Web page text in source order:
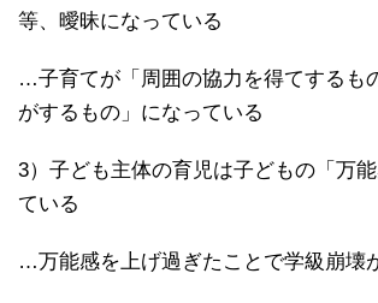
等、曖昧になっている
…子育てが「周囲の協力を得てするも
がするもの」になっている
3）子ども主体の育児は子どもの「万
ている
…万能感を上げ過ぎたことで学級崩壊